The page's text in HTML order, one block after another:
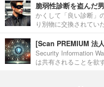
脆弱性診断を盗んだ男
かくして「良い診断」
り別物に交換されてい
[Scan PREMIUM 法
Security Information
は共有されることを欲